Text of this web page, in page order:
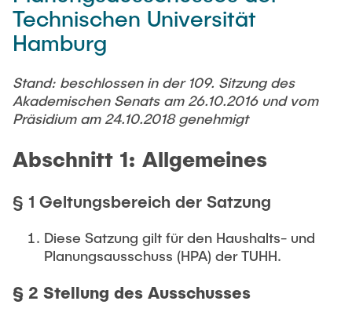
Newsroom
Pressemitteilungen
Magazin spektrum
Veranstaltungen
Merchandise-Shop
Arbeiten an der TU Hamburg
Stellenausschreibungen
Berufsausbildung und Praktika
Berufungen
Beratung und Kontakt
Neu an der TUHH
Studienorganisation
Alumni
Berufseinstieg - Career Center
Graduiertenakademie
Promotion und Habilitation
UNU HUB "Engineering to Face Climate Change"
Forschungsförderung
Early Career Researchers
Gute Wissenschaftliche Praxis
Future Lectures
Team
Studiengänge
Forschung und Institute
Technologie und Innovation in der Bildung
News
Forschung und Institute
Management-Wissenschaften und Technologie
Studiengänge
Austauschstudium
Intercultural Hub
(Gast)Wissenschaftler*innen
Partnerships and Strategy
Partnerhochschulen Studierendenaustausch
Eine Partnerschaft vereinbaren
Strategie
Contacts & International Team
Technischen Universität
Hamburg
Stand: beschlossen in der 109. Sitzung des
Akademischen Senats am 26.10.2016 und vom
Präsidium am 24.10.2018 genehmigt
Abschnitt 1: Allgemeines
§ 1 Geltungsbereich der Satzung
Diese Satzung gilt für den Haushalts- und
Planungsausschuss (HPA) der TUHH.
§ 2 Stellung des Ausschusses